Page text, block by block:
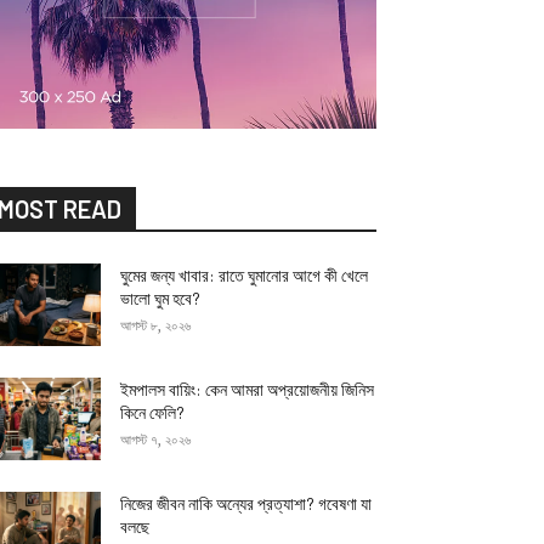
READ
ঘুমের জন্য খাবার: রাতে ঘুমানোর আগে কী খেলে
ভালো ঘুম হবে?
আগস্ট ৮, ২০২৬
ইমপালস বায়িং: কেন আমরা অপ্রয়োজনীয় জিনিস
কিনে ফেলি?
আগস্ট ৭, ২০২৬
নিজের জীবন নাকি অন্যের প্রত্যাশা? গবেষণা যা
বলছে